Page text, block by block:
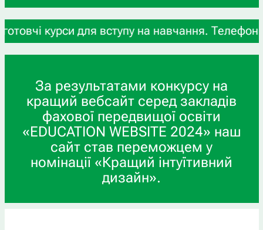
для вступу на навчання. Телефони для
За результатами конкурсу на
кращий вебсайт серед закладів
фахової передвищої освіти
«EDUCATION WEBSITE 2024» наш
сайт став переможцем у
номінації «Кращий інтуїтивний
дизайн».